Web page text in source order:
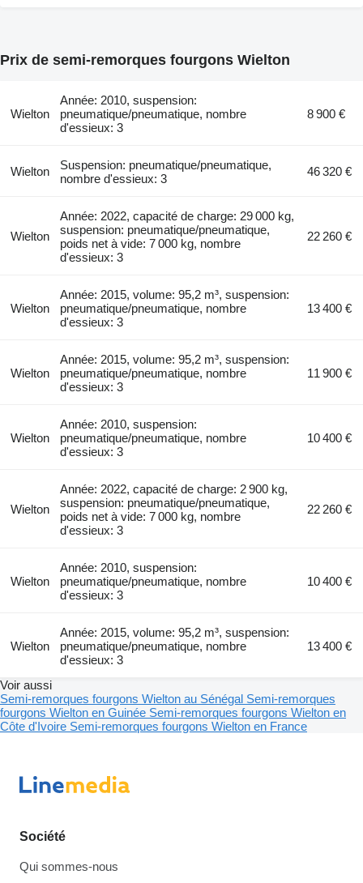
Prix de semi-remorques fourgons Wielton
Wielton
Année: 2010, suspension:
pneumatique/pneumatique, nombre
d'essieux: 3
8 900 €
Wielton
Suspension: pneumatique/pneumatique,
nombre d'essieux: 3
46 320 €
Wielton
Année: 2022, capacité de charge: 29 000 kg,
suspension: pneumatique/pneumatique,
poids net à vide: 7 000 kg, nombre
d'essieux: 3
22 260 €
Wielton
Année: 2015, volume: 95,2 m³, suspension:
pneumatique/pneumatique, nombre
d'essieux: 3
13 400 €
Wielton
Année: 2015, volume: 95,2 m³, suspension:
pneumatique/pneumatique, nombre
d'essieux: 3
11 900 €
Wielton
Année: 2010, suspension:
pneumatique/pneumatique, nombre
d'essieux: 3
10 400 €
Wielton
Année: 2022, capacité de charge: 2 900 kg,
suspension: pneumatique/pneumatique,
poids net à vide: 7 000 kg, nombre
d'essieux: 3
22 260 €
Wielton
Année: 2010, suspension:
pneumatique/pneumatique, nombre
d'essieux: 3
10 400 €
Wielton
Année: 2015, volume: 95,2 m³, suspension:
pneumatique/pneumatique, nombre
d'essieux: 3
13 400 €
Voir aussi
Semi-remorques fourgons Wielton au Sénégal Semi-remorques
fourgons Wielton en Guinée Semi-remorques fourgons Wielton en
Côte d'Ivoire Semi-remorques fourgons Wielton en France
Société
Qui sommes-nous